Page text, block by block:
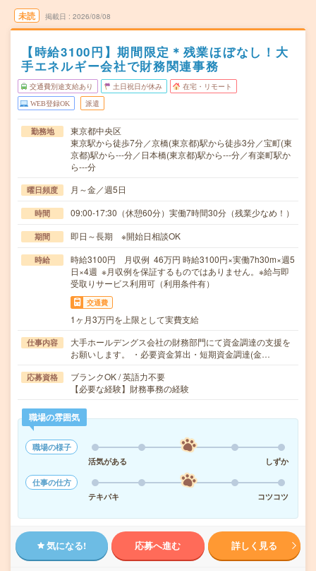
未読 掲載日 2026/08/08
【時給3100円】期間限定＊残業ほぼなし！大
手エネルギー会社で財務関連事務
交通費別途支給あり 土日祝日が休み 在宅・リモート
WEB登録OK 派遣
勤務地
東京都中央区
東京駅から徒歩7分／京橋(東京都)駅から徒歩3分／宝町(東
京都)駅から---分／日本橋(東京都)駅から---分／有楽町駅か
ら---分
曜日頻度 月～金／週5日
時間 09:00-17:30（休憩60分）実働7時間30分（残業少なめ！）
期間 即日～長期 ※開始日相談OK
時給
時給3100円 月収例 46万円 時給3100円×実働7h30m×週5
日×4週 ※月収例を保証するものではありません。※給与即
受取りサービス利用可（利用条件有）
交通費
1ヶ月3万円を上限として実費支給
仕事内容
大手ホールデングス会社の財務部門にて資金調達の支援を
お願いします。 ・必要資金算出・短期資金調達(金…
応募資格
ブランクOK / 英語力不要
【必要な経験】財務事務の経験
職場の雰囲気
職場の様子
活気がある
しずか
仕事の仕方
テキパキ
コツコツ
気になる! 応募へ進む 詳しく見る